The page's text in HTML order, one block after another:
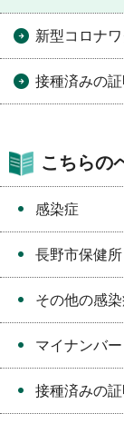
新型コロナ
接種済みの
こちらの
感染症
長野市保健所
その他の感
マイナンバー
接種済みの